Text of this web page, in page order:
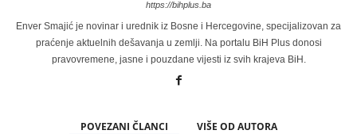
https://bihplus.ba
Enver Smajić je novinar i urednik iz Bosne i Hercegovine, specijalizovan za
praćenje aktuelnih dešavanja u zemlji. Na portalu BiH Plus donosi
pravovremene, jasne i pouzdane vijesti iz svih krajeva BiH.
POVEZANI ČLANCI VIŠE OD AUTORA